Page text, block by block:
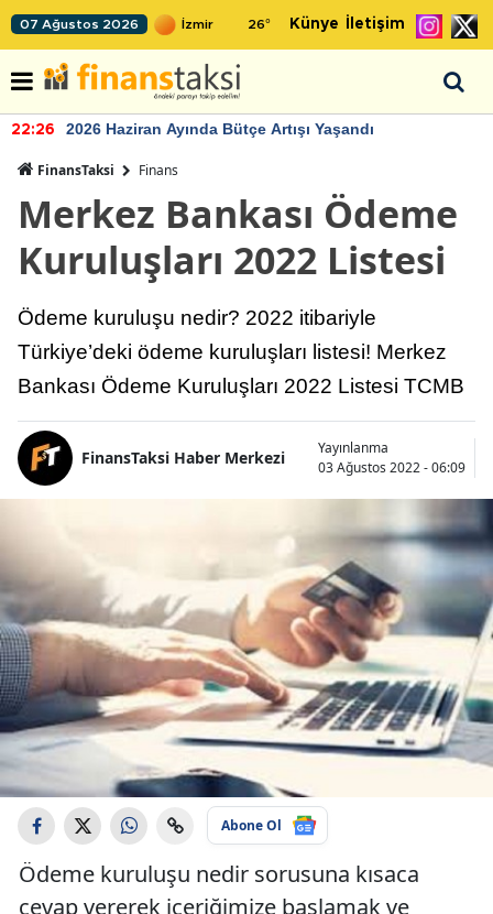
07 Ağustos 2026 26° Künye İletişim
22:26 2026 Haziran Ayında Bütçe Artışı Yaşandı
FinansTaksi Finans
Merkez Bankası Ödeme
Kuruluşları 2022 Listesi
Ödeme kuruluşu nedir? 2022 itibariyle
Türkiye’deki ödeme kuruluşları listesi! Merkez
Bankası Ödeme Kuruluşları 2022 Listesi TCMB
FinansTaksi Haber Merkezi
Yayınlanma
03 Ağustos 2022 - 06:09
Abone Ol
Ödeme kuruluşu nedir sorusuna kısaca
cevap vererek içeriğimize başlamak ve